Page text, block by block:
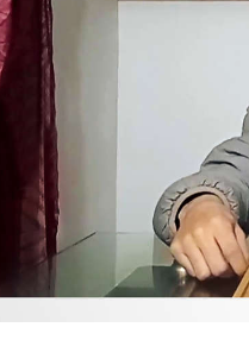
und Hass – Was ist Größe?